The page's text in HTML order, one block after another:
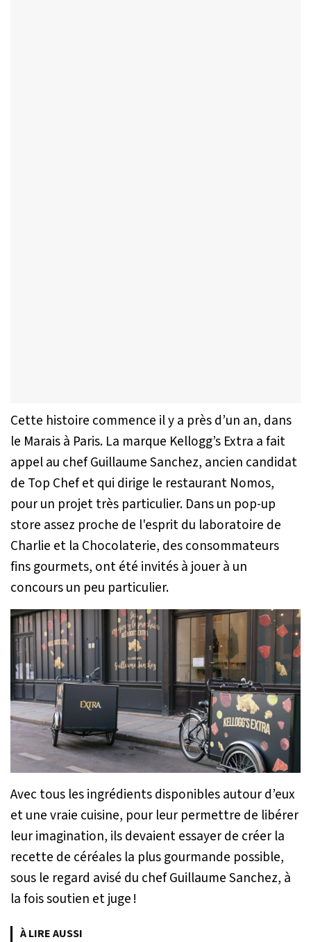
Cette histoire commence il y a près d’un an, dans
le Marais à Paris. La marque Kellogg’s Extra a fait
appel au chef Guillaume Sanchez, ancien candidat
de Top Chef et qui dirige le restaurant Nomos,
pour un projet très particulier. Dans un pop-up
store assez proche de l'esprit du laboratoire de
Charlie et la Chocolaterie, des consommateurs
fins gourmets, ont été invités à jouer à un
concours un peu particulier.
Avec tous les ingrédients disponibles autour d’eux
et une vraie cuisine, pour leur permettre de libérer
leur imagination, ils devaient essayer de créer la
recette de céréales la plus gourmande possible,
sous le regard avisé du chef Guillaume Sanchez, à
la fois soutien et juge !
À LIRE AUSSI